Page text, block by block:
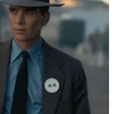
ل
ب
ر
ي
د
ا